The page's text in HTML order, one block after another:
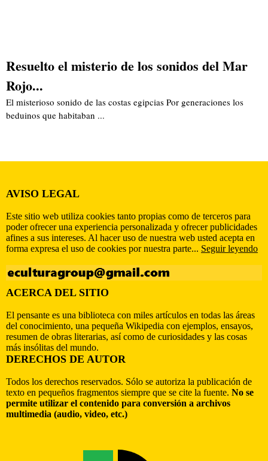
Resuelto el misterio de los sonidos del Mar
Rojo...
El misterioso sonido de las costas egipcias Por generaciones los
beduinos que habitaban ...
AVISO LEGAL
Este sitio web utiliza cookies tanto propias como de terceros para
poder ofrecer una experiencia personalizada y ofrecer publicidades
afines a sus intereses. Al hacer uso de nuestra web usted acepta en
forma expresa el uso de cookies por nuestra parte... Seguir leyendo
ACERCA DEL SITIO
El pensante es una biblioteca con miles artículos en todas las áreas
del conocimiento, una pequeña Wikipedia con ejemplos, ensayos,
resumen de obras literarias, así como de curiosidades y las cosas
más insólitas del mundo.
DERECHOS DE AUTOR
Todos los derechos reservados. Sólo se autoriza la publicación de
texto en pequeños fragmentos siempre que se cite la fuente. No se
permite utilizar el contenido para conversión a archivos
multimedia (audio, video, etc.)